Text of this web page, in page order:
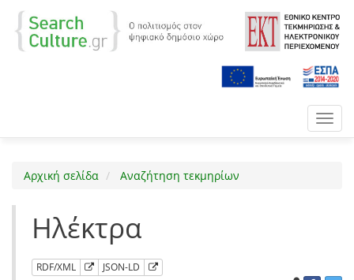
Αρχική σελίδα Αναζήτηση τεκμηρίων
Ηλέκτρα
RDF/XML JSON-LD